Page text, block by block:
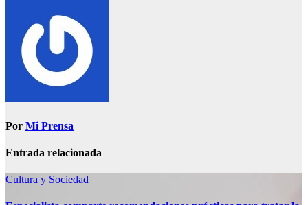
Por Mi Prensa
Entrada relacionada
Cultura y Sociedad